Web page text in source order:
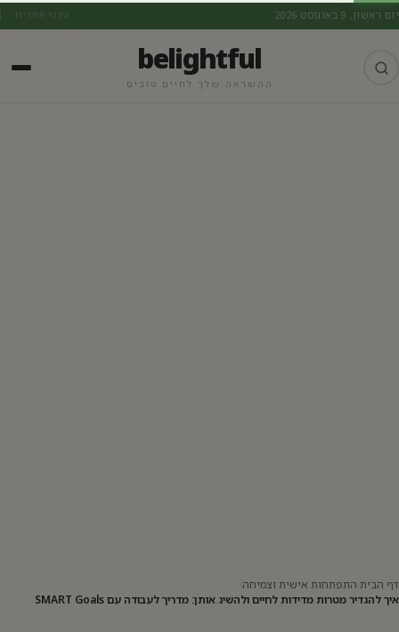
יום ראשון, 9 באוגוסט 2026 עקבו אחרינו
belightful
ההשראה שלך לחיים טובים
דף הבית התפתחות אישית וצמיחה
איך להגדיר מטרות מדידות לחיים ולהשיג אותן: מדריך לעבודה עם SMART Goals